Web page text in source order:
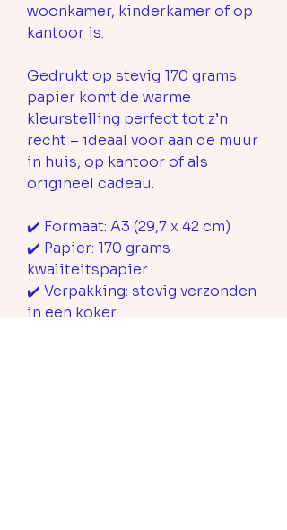
woonkamer, kinderkamer of op
kantoor is.
Gedrukt op stevig 170 grams
papier komt de warme
kleurstelling perfect tot z’n
recht – ideaal voor aan de muur
in huis, op kantoor of als
origineel cadeau.
✔️ Formaat: A3 (29,7 x 42 cm)
✔️ Papier: 170 grams
kwaliteitspapier
✔️ Verpakking: stevig verzonden
in een koker